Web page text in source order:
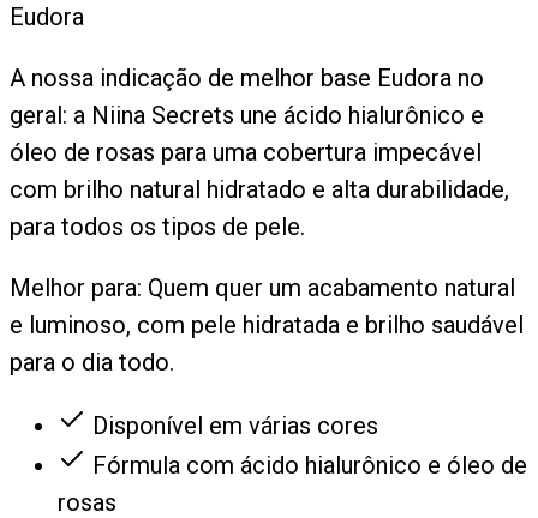
Eudora
A nossa indicação de melhor base Eudora no
geral: a Niina Secrets une ácido hialurônico e
óleo de rosas para uma cobertura impecável
com brilho natural hidratado e alta durabilidade,
para todos os tipos de pele.
Melhor para: Quem quer um acabamento natural
e luminoso, com pele hidratada e brilho saudável
para o dia todo.
Disponível em várias cores
Fórmula com ácido hialurônico e óleo de
rosas